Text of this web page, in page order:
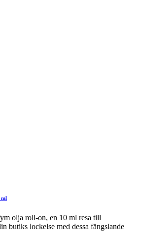
ml
olja roll-on, en 10 ml resa till
butiks lockelse med dessa fängslande